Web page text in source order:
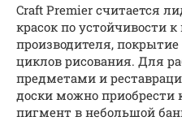
Craft Premier считается
красок по устойчивости
производителя,
циклов рисования. Для
предметами и
доски можно
пигмент в небольшой